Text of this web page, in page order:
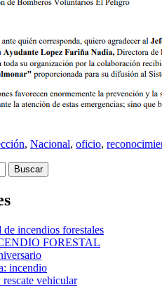
, Nacional, oficio,
incendios forestales
FORESTAL
incendio
rescate vehicular